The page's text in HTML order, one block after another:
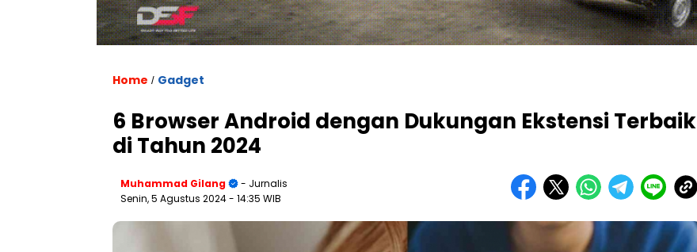
Home / Gadget
6 Browser Android dengan Dukungan Ekstensi Terbaik
di Tahun 2024
Muhammad Gilang
- Jurnalis
Senin, 5 Agustus 2024- 14:35 WIB